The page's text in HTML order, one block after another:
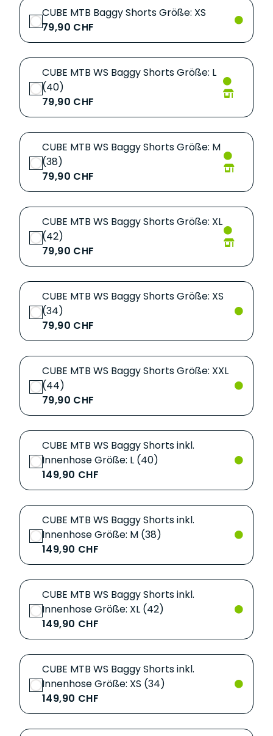
CUBE MTB Baggy Shorts Größe: XS
79,90 CHF
CUBE MTB WS Baggy Shorts Größe: L
(40)
79,90 CHF
CUBE MTB WS Baggy Shorts Größe: M
(38)
79,90 CHF
CUBE MTB WS Baggy Shorts Größe: XL
(42)
79,90 CHF
CUBE MTB WS Baggy Shorts Größe: XS
(34)
79,90 CHF
CUBE MTB WS Baggy Shorts Größe: XXL
(44)
79,90 CHF
CUBE MTB WS Baggy Shorts inkl.
Innenhose Größe: L (40)
149,90 CHF
CUBE MTB WS Baggy Shorts inkl.
Innenhose Größe: M (38)
149,90 CHF
CUBE MTB WS Baggy Shorts inkl.
Innenhose Größe: XL (42)
149,90 CHF
CUBE MTB WS Baggy Shorts inkl.
Innenhose Größe: XS (34)
149,90 CHF